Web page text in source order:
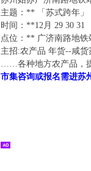
主题：** 「苏式跨年」
时间：**12月 29 30 31
点位：** 广济南路地铁
主招:农产品 年货--咸
……各种地方农产品，
市集咨询或报名需进苏